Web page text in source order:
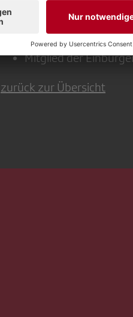
Präsident SRG
Delegierter SRG SSR
Mitglied der
zurück zur Übersicht